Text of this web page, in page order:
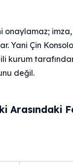
onaylamaz;
Yani Çin
kurum
değil.
Arasındaki